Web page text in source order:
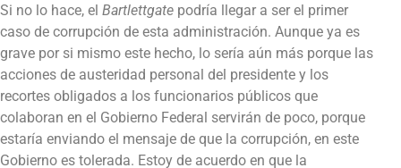
Si no lo hace, el Bartlettgate podría llegar a ser el primer
caso de corrupción de esta administración. Aunque ya es
grave por si mismo este hecho, lo sería aún más porque las
acciones de austeridad personal del presidente y los
recortes obligados a los funcionarios públicos que
colaboran en el Gobierno Federal servirán de poco, porque
estaría enviando el mensaje de que la corrupción, en este
Gobierno es tolerada. Estoy de acuerdo en que la